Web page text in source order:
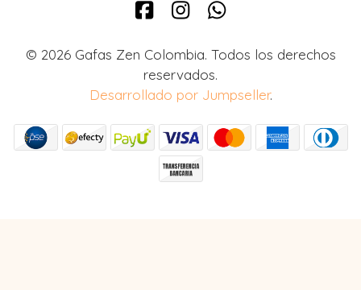
© 2026 Gafas Zen Colombia. Todos los derechos
reservados.
Desarrollado por Jumpseller.